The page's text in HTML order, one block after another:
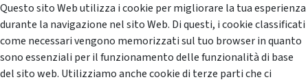
Questo sito Web utilizza i cookie per migliorare la tua esperienza
durante la navigazione nel sito Web. Di questi, i cookie classificati
come necessari vengono memorizzati sul tuo browser in quanto
sono essenziali per il funzionamento delle funzionalità di base
del sito web. Utilizziamo anche cookie di terze parti che ci